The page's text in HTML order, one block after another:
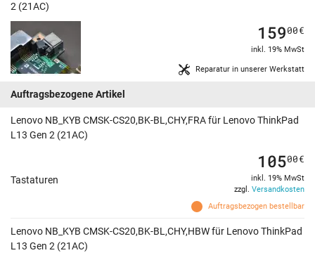
2 (21AC)
Reparatur in unserer Werkstatt
15900€
inkl. 19% MwSt
Auftragsbezogene Artikel
Lenovo NB_KYB CMSK-CS20,BK-BL,CHY,FRA für Lenovo ThinkPad
L13 Gen 2 (21AC)
Tastaturen
Auftragsbezogen bestellbar
10500€
inkl. 19% MwSt
zzgl. Versandkosten
Lenovo NB_KYB CMSK-CS20,BK-BL,CHY,HBW für Lenovo ThinkPad
L13 Gen 2 (21AC)